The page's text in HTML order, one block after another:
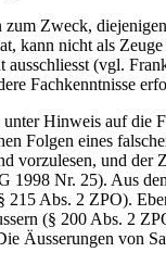
Zweck,
kann nicht als
(vgl.
Fachkenntnisse
Hinweis auf die
Folgen eines
vorzulesen, und
Nr. 25). Aus
215 Abs. 2 ZPO).
(§ 200 Abs. 2
Äusserungen von